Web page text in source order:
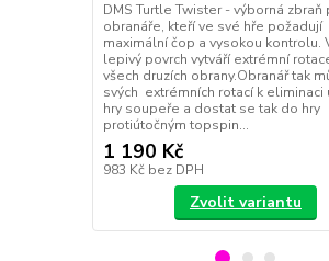
DMS Turtle Twister - výborná zbraň
obranáře, kteří ve své hře požadují
maximální čop a vysokou kontrolu.
lepivý povrch vytváří extrémní
všech druzích obrany.Obranář tak
svých extrémních rotací k eliminaci
hry soupeře a dostat se tak do hry
protiútočným topspin...
1 190 Kč
983 Kč bez DPH
Zvolit variantu